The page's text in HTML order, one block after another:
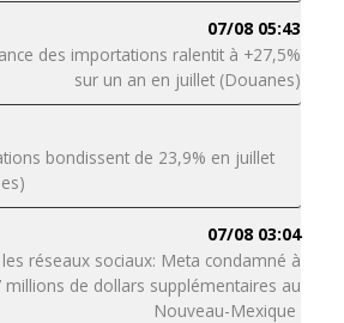
07/08 05:43
des importations ralentit à +27,5%
sur un an en juillet (Douanes)
bondissent de 23,9% en juillet
07/08 03:04
réseaux sociaux: Meta condamné à
millions de dollars supplémentaires au
Nouveau-Mexique